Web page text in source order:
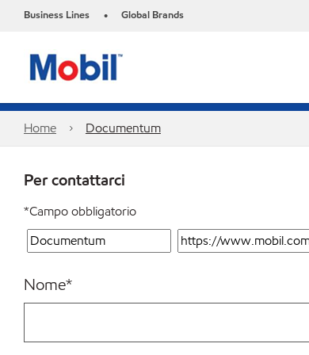
Business Lines • Global Brands
Home Documentum
Per contattarci
*Campo obbligatorio
Nome*